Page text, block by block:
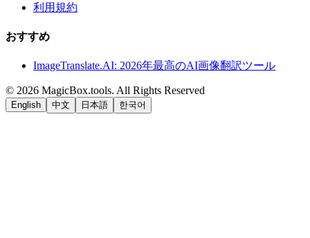
利用規約
おすすめ
ImageTranslate.AI: 2026年最高のAI画像翻訳ツール
© 2026 MagicBox.tools. All Rights Reserved
English 中文 日本語 한국어